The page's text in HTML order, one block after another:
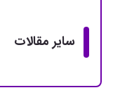
سایر مقالات